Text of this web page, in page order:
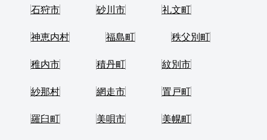
石狩市 砂川市 礼文町
神恵内村 福島町 秩父別町
稚内市 積丹町 紋別市
紗那村 網走市 置戸町
羅臼町 美唄市 美幌町